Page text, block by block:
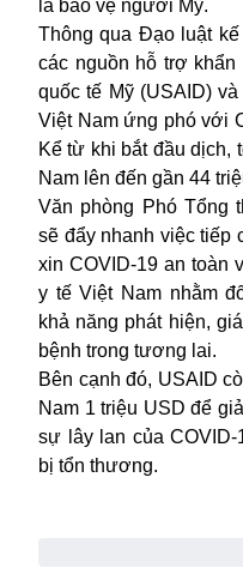
là bảo vệ người Mỹ.
Thông qua Đạo luật
các nguồn hỗ trợ
quốc tế Mỹ (USAID)
Việt Nam ứng phó với
Kể từ khi bắt đầu dịch,
Nam lên đến gần 44
Văn phòng Phó Tổng
sẽ đẩy nhanh việc tiếp
xin COVID-19 an toàn
y tế Việt Nam nhằm
khả năng phát hiện,
bệnh trong tương lai.
Bên cạnh đó, USAID
Nam 1 triệu USD để
sự lây lan của
bị tổn thương.